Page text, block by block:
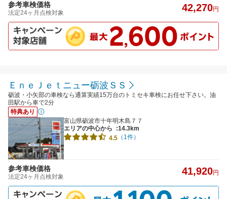
参考車検価格
法定24ヶ月点検対象 42,270円
ＥｎｅＪｅｔニュー砺波ＳＳ
砺波・小矢部の車検なら通算実績15万台のトミセキ車検にお任せ下さい。油
田駅から車で2分
特典あり
富山県砺波市十年明木島７７
エリアの中心から
:14.3km
4.5 （1件）
参考車検価格
法定24ヶ月点検対象 41,920円